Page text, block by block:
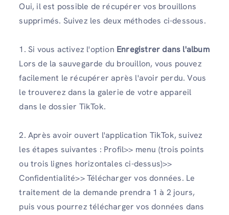
Oui, il est possible de récupérer vos brouillons
supprimés. Suivez les deux méthodes ci-dessous.
1. Si vous activez l'option Enregistrer dans l'album
Lors de la sauvegarde du brouillon, vous pouvez
facilement le récupérer après l'avoir perdu. Vous
le trouverez dans la galerie de votre appareil
dans le dossier TikTok.
2. Après avoir ouvert l'application TikTok, suivez
les étapes suivantes : Profil>> menu (trois points
ou trois lignes horizontales ci-dessus)>>
Confidentialité>> Télécharger vos données. Le
traitement de la demande prendra 1 à 2 jours,
puis vous pourrez télécharger vos données dans